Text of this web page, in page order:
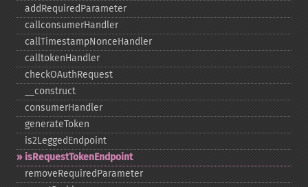
addRequiredParameter
callconsumerHandler
callTimestampNonceHandler
calltokenHandler
checkOAuthRequest
_​_​construct
consumerHandler
generateToken
is2LeggedEndpoint
isRequestTokenEndpoint
removeRequiredParameter